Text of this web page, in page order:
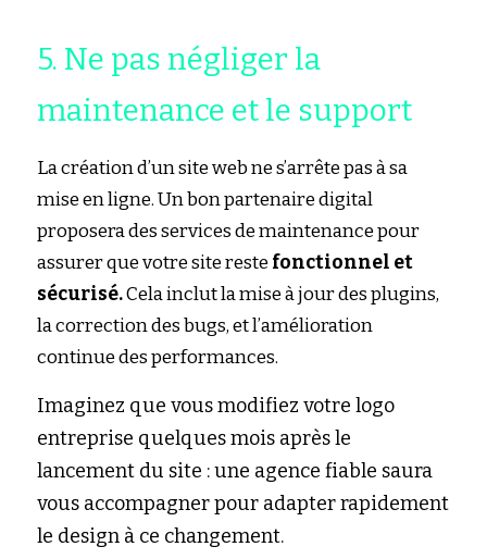
5. Ne pas négliger la
maintenance et le support
La création d’un site web ne s’arrête pas à sa
mise en ligne. Un bon partenaire digital
proposera des services de maintenance pour
assurer que votre site reste fonctionnel et
sécurisé. Cela inclut la mise à jour des plugins,
la correction des bugs, et l’amélioration
continue des performances.
Imaginez que vous modifiez votre logo
entreprise quelques mois après le
lancement du site : une agence fiable saura
vous accompagner pour adapter rapidement
le design à ce changement.